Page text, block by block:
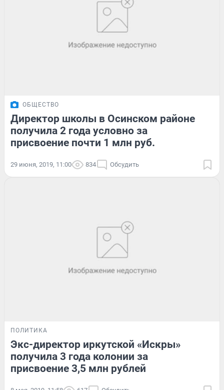
ОБЩЕСТВО
Директор школы в Осинском районе
получила 2 года условно за
присвоение почти 1 млн руб.
29 июня, 2019, 11:00 834 Обсудить
ПОЛИТИКА
Экс-директор иркутской «Искры»
получила 3 года колонии за
присвоение 3,5 млн рублей